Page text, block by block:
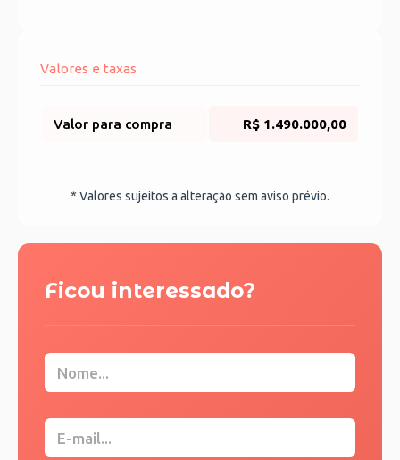
Valores e taxas
Valor para compra R$ 1.490.000,00
* Valores sujeitos a alteração sem aviso prévio.
Ficou interessado?